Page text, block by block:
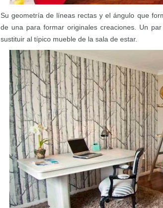
Su geometría de líneas rectas y el ángulo que
de una para formar originales creaciones. Un
sustituir al típico mueble de la sala de estar.